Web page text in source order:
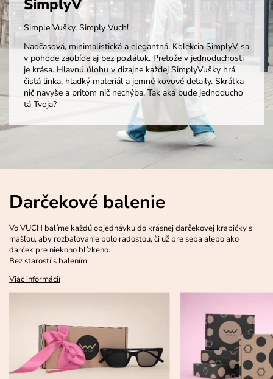
SimplyV
Simple Vušky, Simply Vuch!
Nadčasová, minimalistická a elegantná. Kolekcia SimplyV sa
v pohode zaobíde aj bez pozlátok. Pretože v jednoduchosti
je krása. Hlavnú úlohu v dizajne každej SimplyVušky hrá
čistá linka, hladký materiál a jemné kovové detaily. Skrátka
nič navyše a pritom nič nechýba. Tak aká bude jednoducho
tá Tvoja?
Darčekové balenie
Vo VUCH balíme každú objednávku do krásnej darčekovej krabičky s
mašľou, aby rozbaľovanie bolo radosťou, či už pre seba alebo ako
darček pre niekoho blízkeho.
Bez starostí s balením.
Viac informácií